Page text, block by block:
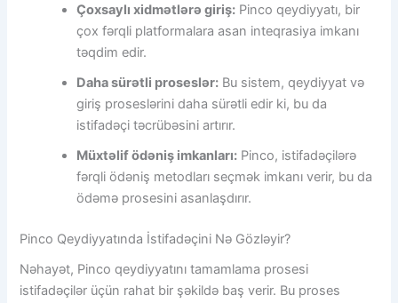
Çoxsaylı xidmətlərə giriş: Pinco qeydiyyatı, bir
çox fərqli platformalara asan inteqrasiya imkanı
təqdim edir.
Daha sürətli proseslər: Bu sistem, qeydiyyat və
giriş proseslərini daha sürətli edir ki, bu da
istifadəçi təcrübəsini artırır.
Müxtəlif ödəniş imkanları: Pinco, istifadəçilərə
fərqli ödəniş metodları seçmək imkanı verir, bu da
ödəmə prosesini asanlaşdırır.
Pinco Qeydiyyatında İstifadəçini Nə Gözləyir?
Nəhayət, Pinco qeydiyyatını tamamlama prosesi
istifadəçilər üçün rahat bir şəkildə baş verir. Bu proses